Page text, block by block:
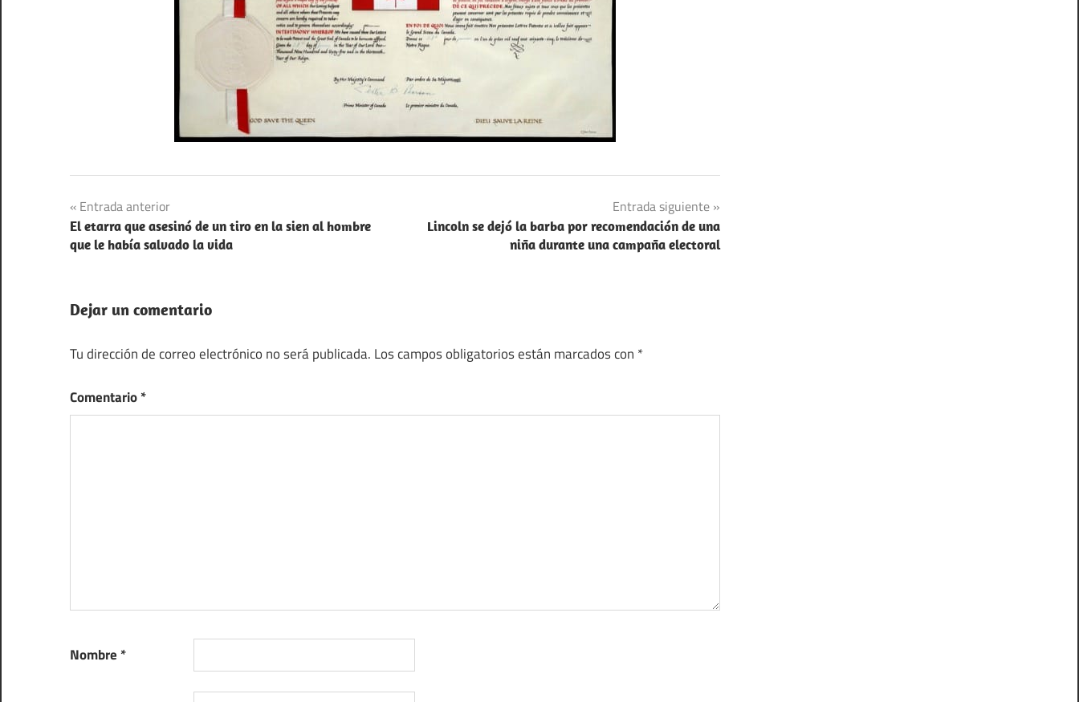
Navegación
de
Entrada anterior
El etarra que asesinó de un tiro en la sien al hombre
que le había salvado la vida
Entrada siguiente
Lincoln se dejó la barba por recomendación de una
niña durante una campaña electoral
Dejar un comentario
Tu dirección de correo electrónico no será publicada. Los campos obligatorios están marcados con *
Comentario*
Nombre *